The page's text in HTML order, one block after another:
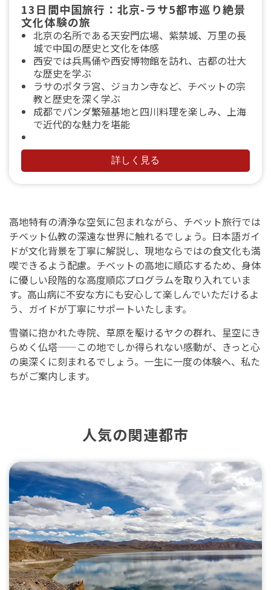
13日間中国旅行：北京-ラサ5都市巡り絶景
文化体験の旅
北京の名所である天安門広場、紫禁城、万里の長
城で中国の歴史と文化を体感
西安では兵馬俑や西安博物館を訪れ、古都の壮大
な歴史を学ぶ
ラサのポタラ宮、ジョカン寺など、チベットの宗
教と歴史を深く学ぶ
成都でパンダ繁殖基地と四川料理を楽しみ、上海
で近代的な魅力を堪能
詳しく見る
高地特有の清浄な空気に包まれながら、チベット旅行では
チベット仏教の深遠な世界に触れるでしょう。日本語ガイ
ドが文化背景を丁寧に解説し、現地ならではの食文化も満
喫できるよう配慮。チベットの高地に順応するため、身体
に優しい段階的な高度順応プログラムを取り入れていま
す。高山病に不安な方にも安心して楽しんでいただけるよ
う、ガイドが丁寧にサポートいたします。
雪嶺に抱かれた寺院、草原を駆けるヤクの群れ、星空にき
らめく仏塔——この地でしか得られない感動が、きっと心
の奥深くに刻まれるでしょう。一生に一度の体験へ、私た
ちがご案内します。
人気の関連都市